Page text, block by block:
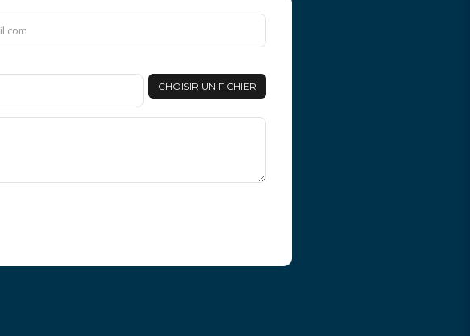
CHOISIR UN FICHIER